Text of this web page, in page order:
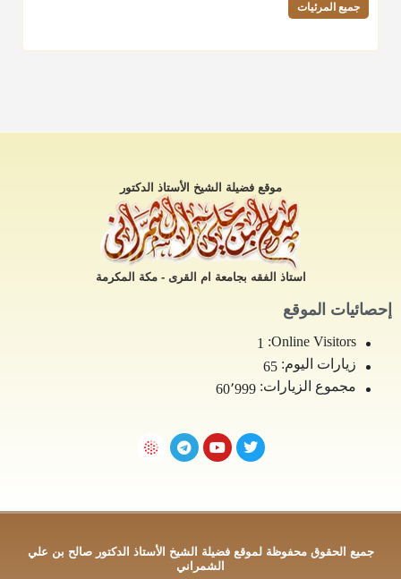
جميع المرئيات
موقع فضيلة الشيخ الأستاذ الدكتور
استاذ الفقه بجامعة ام القرى - مكة المكرمة
إحصائيات الموقع
Online Visitors:
1
زيارات اليوم: 65
مجموع الزيارات: 60٬999
جميع الحقوق محفوظة لموقع فضيلة الشيخ الأستاذ الدكتور صالح بن علي
الشمراني